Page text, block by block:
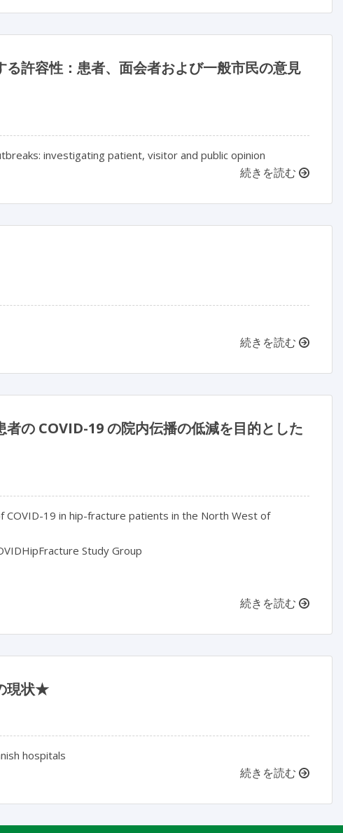
許容性：患者、面会者および一般市民の意見
investigating patient, visitor and public opinion
続きを読む
続きを読む
の COVID-19 の院内伝播の低減を目的とした
19 in hip-fracture patients in the North West of
Study Group
続きを読む
現状★
hospitals
続きを読む